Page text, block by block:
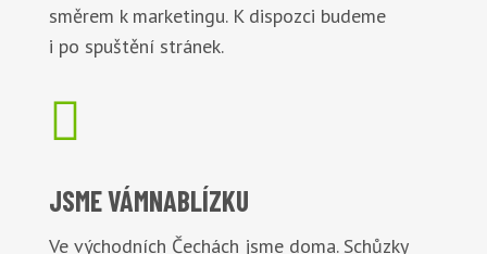
směrem k marketingu. K dispozci budeme
i po spuštění stránek.

JSME VÁMNABLÍZKU
Ve východních Čechách jsme doma. Schůzky